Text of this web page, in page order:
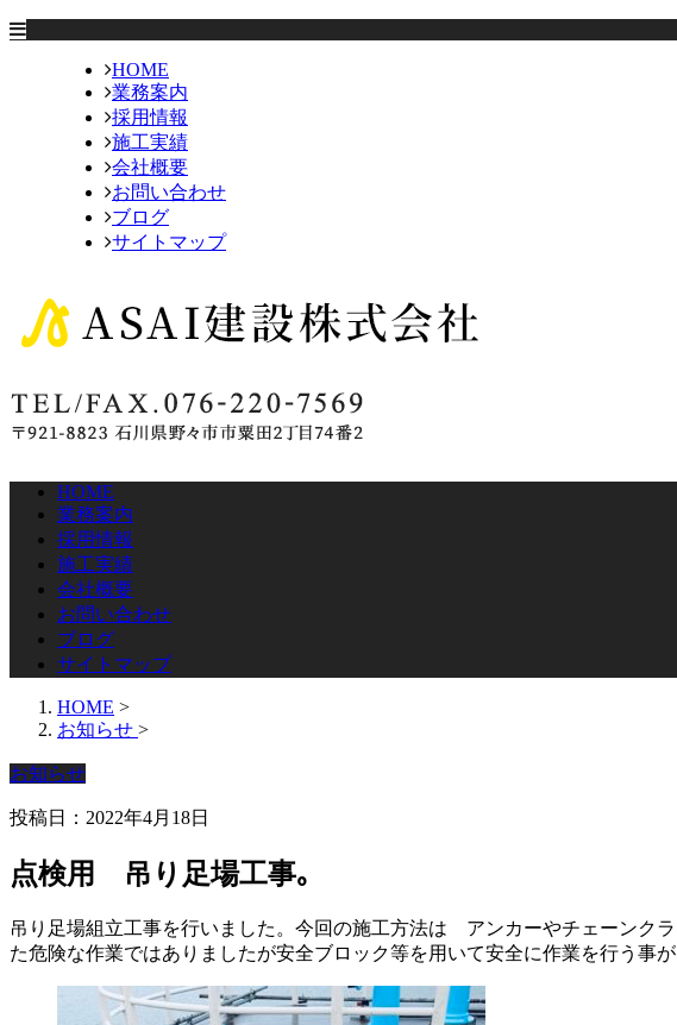
HOME
業務案内
採用情報
施工実績
会社概要
お問い合わせ
ブログ
サイトマップ
HOME
業務案内
採用情報
施工実績
会社概要
お問い合わせ
ブログ
サイトマップ
HOME >
お知らせ >
お知らせ
投稿日：2022年4月18日
点検用 吊り足場工事｡
吊り足場組立工事を行いました。今回の施工方法は アンカーやチェーンク
た危険な作業ではありましたが安全ブロック等を用いて安全に作業を行う事